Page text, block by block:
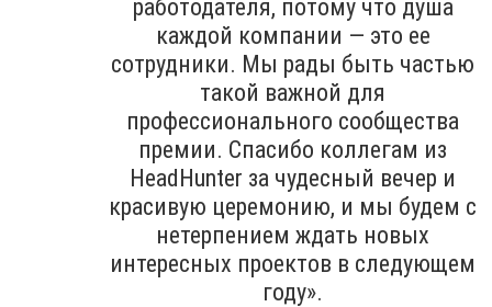
работодателя, потому что душа
каждой компании — это ее
сотрудники. Мы рады быть частью
такой важной для
профессионального сообщества
премии. Спасибо коллегам из
HeadHunter за чудесный вечер и
красивую церемонию, и мы будем с
нетерпением ждать новых
интересных проектов в следующем
году».